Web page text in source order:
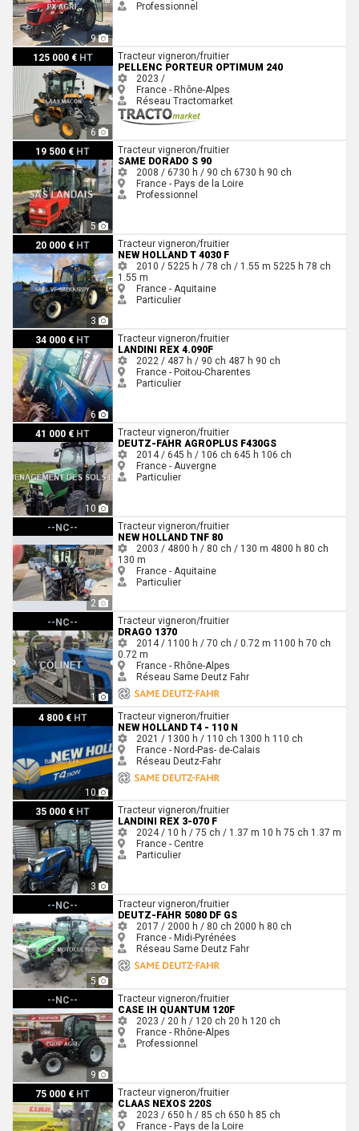
9
Professionnel
125 000 € HT
6
Pellenc PORTEUR OPTIMUM 240Tracteur vigneron/fruitier
PELLENC PORTEUR OPTIMUM 240
2023 /
France - Rhône-Alpes
Réseau Tractomarket
19 500 € HT
5
Same DORADO s 90
Tracteur vigneron/fruitier
SAME DORADO S 90
2008 / 6730 h / 90 ch 6730 h 90 ch
France - Pays de la Loire
Professionnel
20 000 € HT
3
New Holland T 4030 F
Tracteur vigneron/fruitier
NEW HOLLAND T 4030 F
2010 / 5225 h / 78 ch / 1.55 m 5225 h 78 ch
1.55 m
France - Aquitaine
Particulier
34 000 € HT
6
Landini REX 4.090F
Tracteur vigneron/fruitier
LANDINI REX 4.090F
2022 / 487 h / 90 ch 487 h 90 ch
France - Poitou-Charentes
Particulier
41 000 € HT
10
Deutz-Fahr AGROPLUS F430GSTracteur vigneron/fruitier
DEUTZ-FAHR AGROPLUS F430GS
2014 / 645 h / 106 ch 645 h 106 ch
France - Auvergne
Particulier
--NC--
2
New Holland TNF 80
Tracteur vigneron/fruitier
NEW HOLLAND TNF 80
2003 / 4800 h / 80 ch / 130 m 4800 h 80 ch
130 m
France - Aquitaine
Particulier
--NC--
1
Drago 1370
Tracteur vigneron/fruitier
DRAGO 1370
2014 / 1100 h / 70 ch / 0.72 m 1100 h 70 ch
0.72 m
France - Rhône-Alpes
Réseau Same Deutz Fahr
4 800 € HT
10
New Holland T4 - 110 N
Tracteur vigneron/fruitier
NEW HOLLAND T4 - 110 N
2021 / 1300 h / 110 ch 1300 h 110 ch
France - Nord-Pas- de-Calais
Réseau Deutz-Fahr
35 000 € HT
3
Landini REX 3-070 F
Tracteur vigneron/fruitier
LANDINI REX 3-070 F
2024 / 10 h / 75 ch / 1.37 m 10 h 75 ch 1.37 m
France - Centre
Particulier
--NC--
5
Deutz-Fahr 5080 DF GS
Tracteur vigneron/fruitier
DEUTZ-FAHR 5080 DF GS
2017 / 2000 h / 80 ch 2000 h 80 ch
France - Midi-Pyrénées
Réseau Same Deutz Fahr
--NC--
9
Case IH QUANTUM 120FTracteur vigneron/fruitier
CASE IH QUANTUM 120F
2023 / 20 h / 120 ch 20 h 120 ch
France - Rhône-Alpes
Professionnel
75 000 € HT
Claas NEXOS 220S
Tracteur vigneron/fruitier
CLAAS NEXOS 220S
2023 / 650 h / 85 ch 650 h 85 ch
France - Pays de la Loire